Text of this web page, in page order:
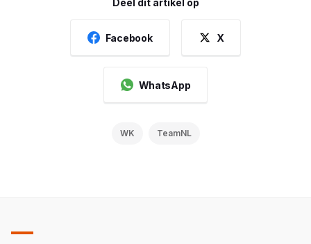
Deel dit artikel op
Facebook X
WhatsApp
WK TeamNL